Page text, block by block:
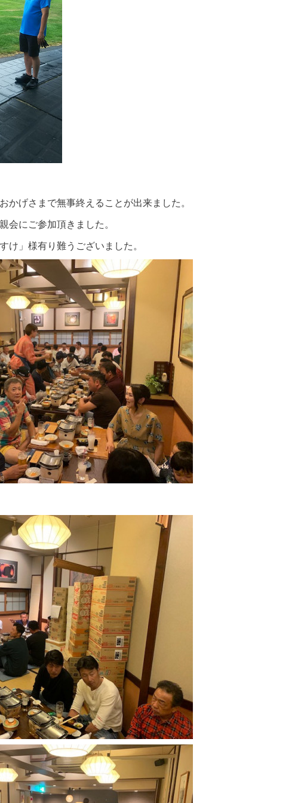
かげさまで無事終えることが出来ました。
会にご参加頂きました。
け」様有り難うございました。